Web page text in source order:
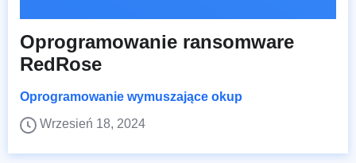
Oprogramowanie ransomware
RedRose
Oprogramowanie wymuszające okup
Wrzesień 18, 2024